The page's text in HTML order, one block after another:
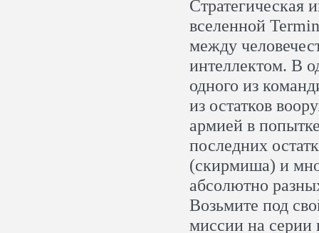
Стратегическая
вселенной
между
интеллектом. В
одного из
из остатков
армией в
последних
(скирмиша) и
абсолютно
Возьмите под
миссии на серии